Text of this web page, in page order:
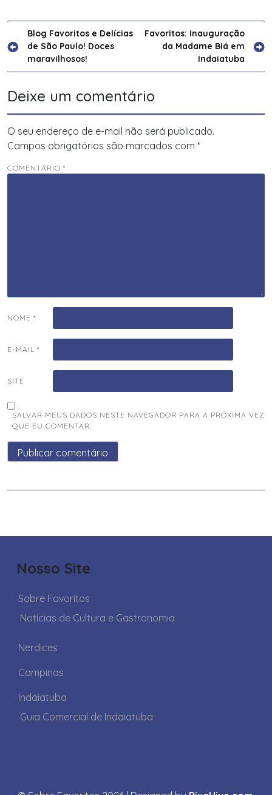
Navegação
de
Post
Blog Favoritos e Delícias
de São Paulo! Doces
maravilhosos!
Favoritos: Inauguração
da Madame Biá em
Indaiatuba
Deixe um comentário
O seu endereço de e-mail não será publicado.
Campos obrigatórios são marcados com *
COMENTÁRIO *
NOME *
E-MAIL *
SITE
SALVAR MEUS DADOS NESTE NAVEGADOR PARA A PRÓXIMA VEZ
QUE EU COMENTAR.
Nosso Site
Sobre Favoritos
Notícias de Cultura e Gastronomia
Nerdices
Campinas
Indaiatuba
Guia Comercial de Indaiatuba